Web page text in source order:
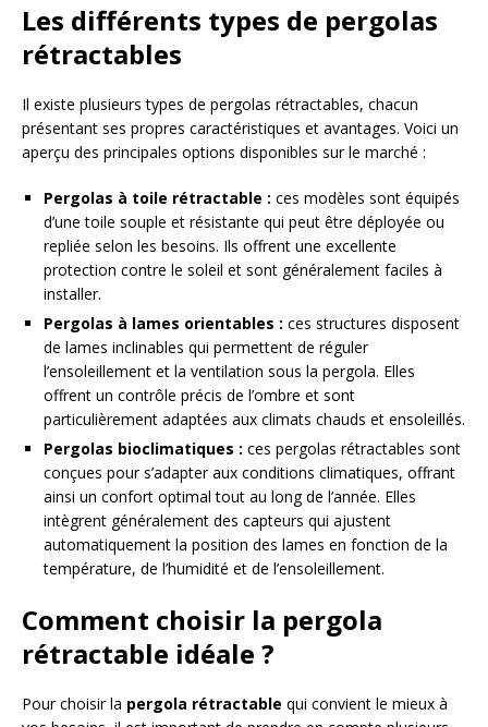
Les différents types de pergolas
rétractables
Il existe plusieurs types de pergolas rétractables, chacun
présentant ses propres caractéristiques et avantages. Voici un
aperçu des principales options disponibles sur le marché :
Pergolas à toile rétractable : ces modèles sont équipés
d’une toile souple et résistante qui peut être déployée ou
repliée selon les besoins. Ils offrent une excellente
protection contre le soleil et sont généralement faciles à
installer.
Pergolas à lames orientables : ces structures disposent
de lames inclinables qui permettent de réguler
l’ensoleillement et la ventilation sous la pergola. Elles
offrent un contrôle précis de l’ombre et sont
particulièrement adaptées aux climats chauds et ensoleillés.
Pergolas bioclimatiques : ces pergolas rétractables sont
conçues pour s’adapter aux conditions climatiques, offrant
ainsi un confort optimal tout au long de l’année. Elles
intègrent généralement des capteurs qui ajustent
automatiquement la position des lames en fonction de la
température, de l’humidité et de l’ensoleillement.
Comment choisir la pergola
rétractable idéale ?
Pour choisir la pergola rétractable qui convient le mieux à